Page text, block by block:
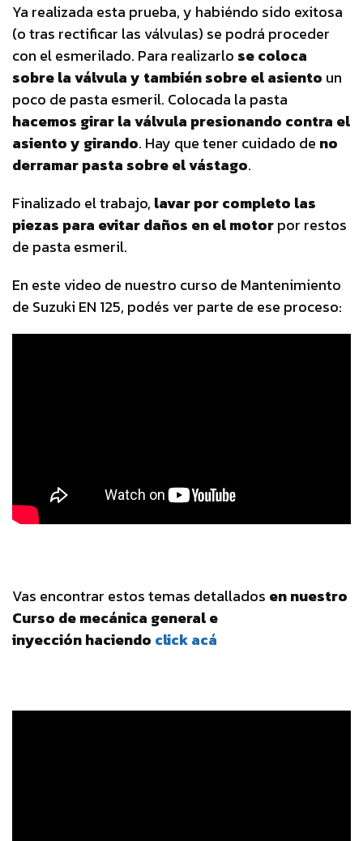
Ya realizada esta prueba, y habiéndo sido exitosa
(o tras rectificar las válvulas) se podrá proceder
con el esmerilado. Para realizarlo se coloca
sobre la válvula y también sobre el asiento un
poco de pasta esmeril. Colocada la pasta
hacemos girar la válvula presionando contra el
asiento y girando. Hay que tener cuidado de no
derramar pasta sobre el vástago.
Finalizado el trabajo, lavar por completo las
piezas para evitar daños en el motorpor restos
de pasta esmeril.
En este video de nuestro curso de Mantenimiento
de Suzuki EN 125, podés ver parte de ese proceso:
Vas encontrar estos temas detallados en nuestro
Curso de mecánica general e
inyección haciendo click acá